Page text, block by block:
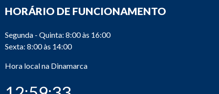
HORÁRIO DE FUNCIONAMENTO
Segunda - Quinta: 8:00 às 16:00
Sexta: 8:00 às 14:00
Hora local na Dinamarca